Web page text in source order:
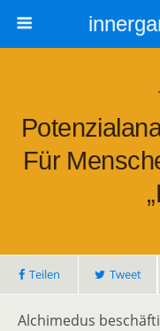
Für
Teilen Tweet
Alchimedus